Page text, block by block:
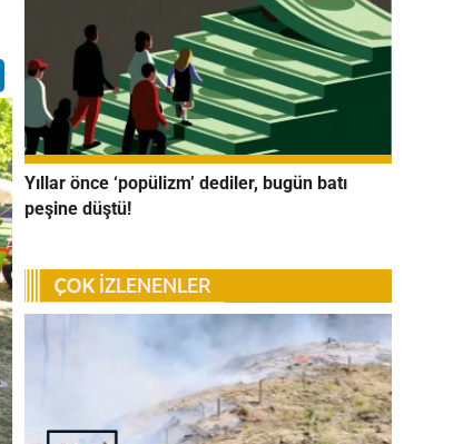
Yıllar önce ‘popülizm’ dediler, bugün batı
peşine düştü!